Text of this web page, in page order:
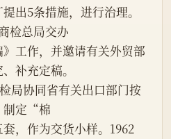
出5条措施，进行治理。
检总局交办
工作，并邀请有关外贸部
补充定稿。
制定“棉
，作为交货小样。1962